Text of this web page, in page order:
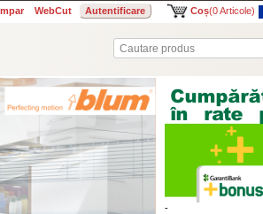
WebCut Autentificare Coș(0 Articole)
-